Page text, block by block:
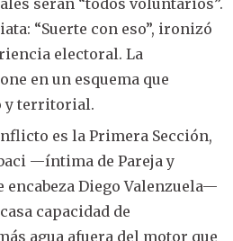
serán “todos voluntarios”.
“Suerte con eso”, ironizó
electoral. La
en un esquema que
y territorial.
es la Primera Sección,
—íntima de Pareja y
encabeza Diego Valenzuela—
capacidad de
agua afuera del motor que